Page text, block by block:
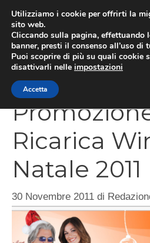
contenuto
Ricarica
Natale 2011
30 Novembre 2011 di
Utilizziamo i cookie per offrirti la
sito web.
Cliccando sulla pagina, effettuando
banner, presti il consenso all’uso di
Puoi scoprire di più su quali cookie
disattivarli nelle impostazioni
Accetta